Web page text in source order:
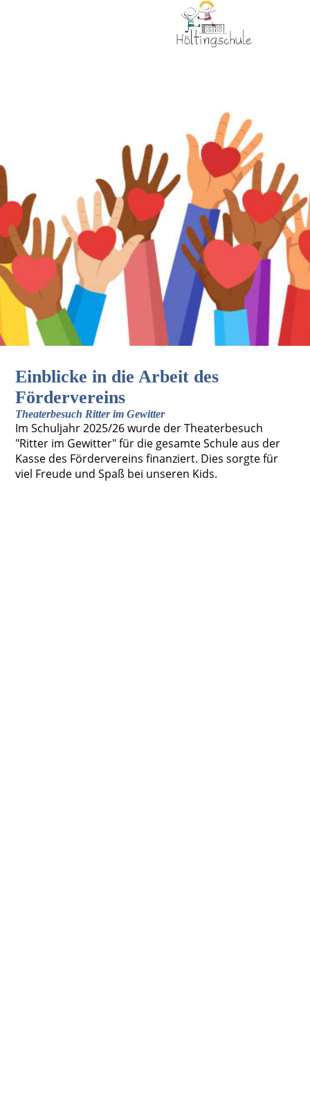
Einblicke in die Arbeit des
Fördervereins
Theaterbesuch Ritter im Gewitter
Im Schuljahr 2025/26 wurde der Theaterbesuch
"Ritter im Gewitter" für die gesamte Schule aus der
Kasse des Fördervereins finanziert. Dies sorgte für
viel Freude und Spaß bei unseren Kids.